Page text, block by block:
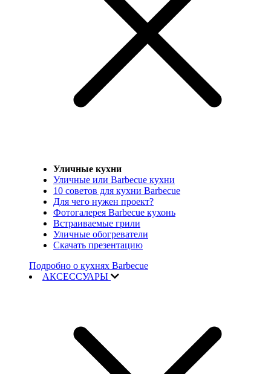
Уличные кухни
Уличные или Barbecue кухни
10 советов для кухни Barbecue
Для чего нужен проект?
Фотогалерея Barbecue кухонь
Встраиваемые грили
Уличные обогреватели
Скачать презентацию
Подробно о кухнях Barbecue
АКСЕССУАРЫ